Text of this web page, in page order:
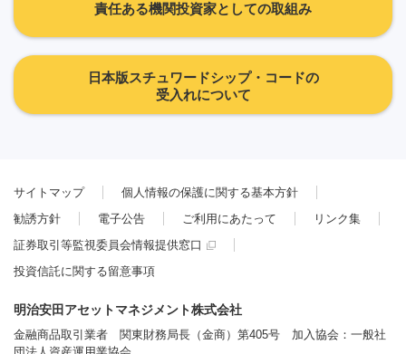
責任ある機関投資家としての取組み
日本版スチュワードシップ・コードの
受入れについて
サイトマップ
個人情報の保護に関する基本方針
勧誘方針
電子公告 ご利用にあたって
リンク集
証券取引等監視委員会情報提供窓口
投資信託に関する留意事項
明治安田アセットマネジメント株式会社
金融商品取引業者 関東財務局長（金商）第405号 加入協会：一般社